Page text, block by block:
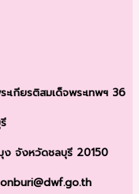
ะเกียรติสมเด็จพระเทพฯ 36
ง จังหวัดชลบุรี 20150